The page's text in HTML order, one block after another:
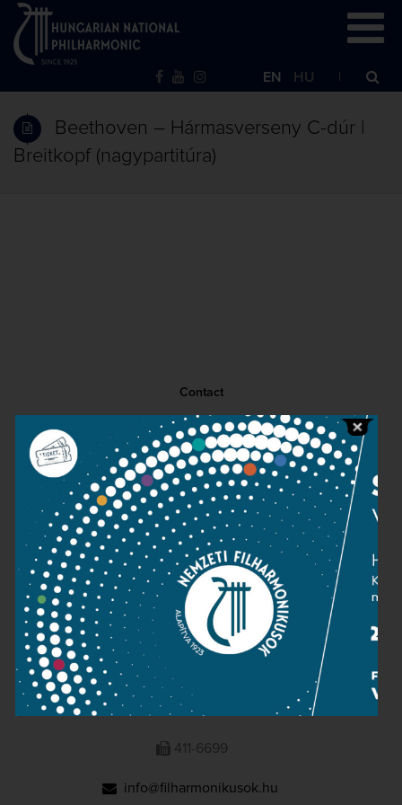
EN HU
Beethoven – Hármasverseny C-dúr |
Breitkopf (nagypartitúra)
Contact
Public information
Press room
Terms and privacy
Imprint
NATIONAL PHILHARMONIC
1095 Budapest, Komor Marcell u. 1. (Müpa)
411-6600
411-6699
info@filharmonikusok.hu